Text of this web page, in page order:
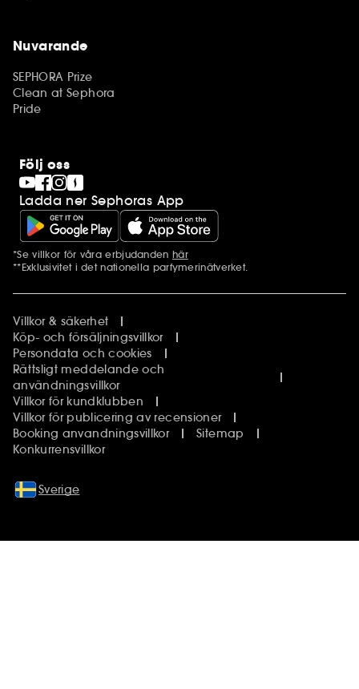
Nuvarande
SEPHORA Prize
Clean at Sephora
Pride
Följ oss
Ladda ner Sephoras App
Ytterligare information
*Se villkor för våra erbjudanden här
**Exklusivitet i det nationella parfymerinätverket.
Villkor & säkerhet
Köp- och försäljningsvillkor
Persondata och cookies
Rättsligt meddelande och
användningsvillkor
Villkor för kundklubben
Villkor för publicering av recensioner
Booking anvandningsvillkor
Sitemap
Konkurrensvillkor
Sverige